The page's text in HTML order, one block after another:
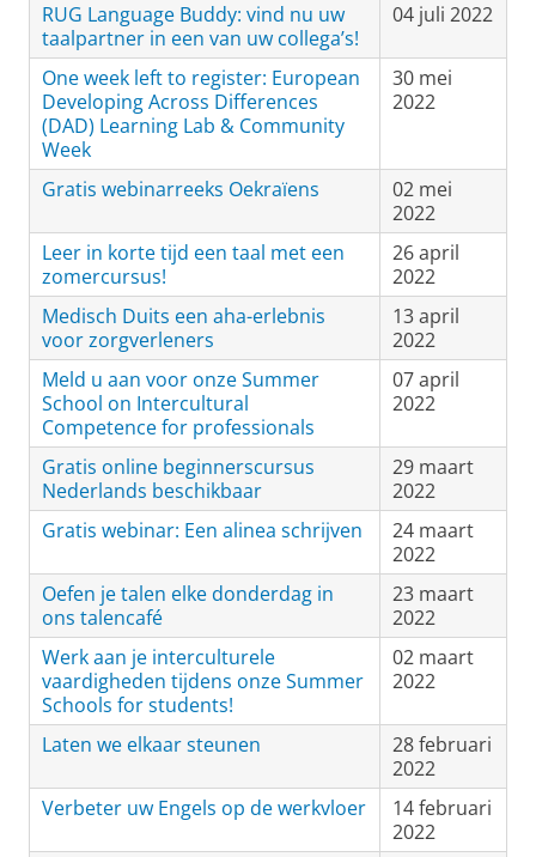
RUG Language Buddy: vind nu uw
taalpartner in een van uw collega’s!
04 juli 2022
One week left to register: European
Developing Across Differences
(DAD) Learning Lab & Community
Week
30 mei
2022
Gratis webinarreeks Oekraïens
02 mei
2022
Leer in korte tijd een taal met een
zomercursus!
26 april
2022
Medisch Duits een aha-erlebnis
voor zorgverleners
13 april
2022
Meld u aan voor onze Summer
School on Intercultural
Competence for professionals
07 april
2022
Gratis online beginnerscursus
Nederlands beschikbaar
29 maart
2022
Gratis webinar: Een alinea schrijven
24 maart
2022
Oefen je talen elke donderdag in
ons talencafé
23 maart
2022
Werk aan je interculturele
vaardigheden tijdens onze Summer
Schools for students!
02 maart
2022
Laten we elkaar steunen
28 februari
2022
Verbeter uw Engels op de werkvloer
14 februari
2022